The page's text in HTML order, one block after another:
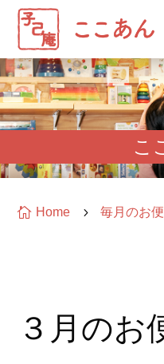
こ
 Home 5 毎月のお便
３月のお